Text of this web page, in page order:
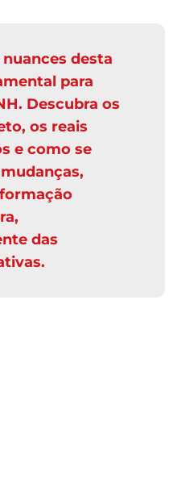
desta
para
Descubra os
os reais
e como se
das